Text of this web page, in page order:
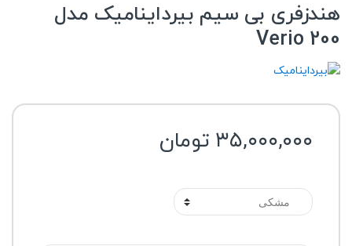
هندزفری بی سیم بیرداینامیک مدل
Verio 200
۳۵,۰۰۰,۰۰۰ تومان